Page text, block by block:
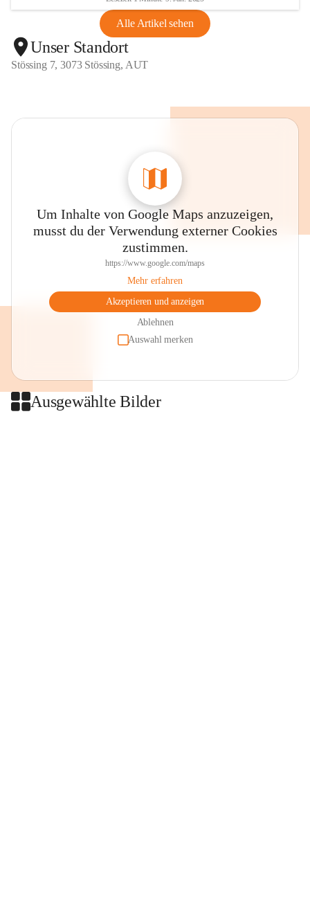
Alle Artikel sehen
Unser Standort
Stössing 7, 3073 Stössing, AUT
Um Inhalte von Google Maps anzuzeigen,
musst du der Verwendung externer Cookies
zustimmen.
https://www.google.com/maps
Mehr erfahren
Akzeptieren und anzeigen
Ablehnen
Auswahl merken
Ausgewählte Bilder